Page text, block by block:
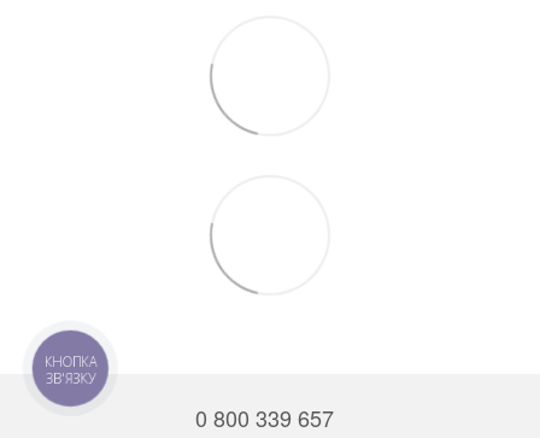
0 800 339 657
КНОПКА
ЗВ'ЯЗКУ